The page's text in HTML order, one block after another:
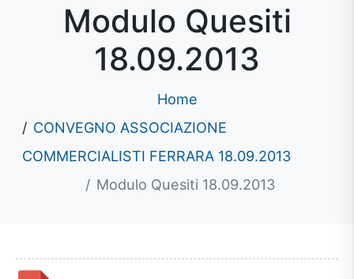
Modulo Quesiti
18.09.2013
Home
CONVEGNO ASSOCIAZIONE
COMMERCIALISTI FERRARA 18.09.2013
Modulo Quesiti 18.09.2013